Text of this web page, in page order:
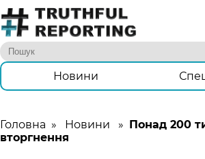
Новини
Головна » Новини » Понад 200
вторгнення